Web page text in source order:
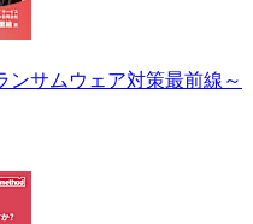
ンサムウェア対策最前線～